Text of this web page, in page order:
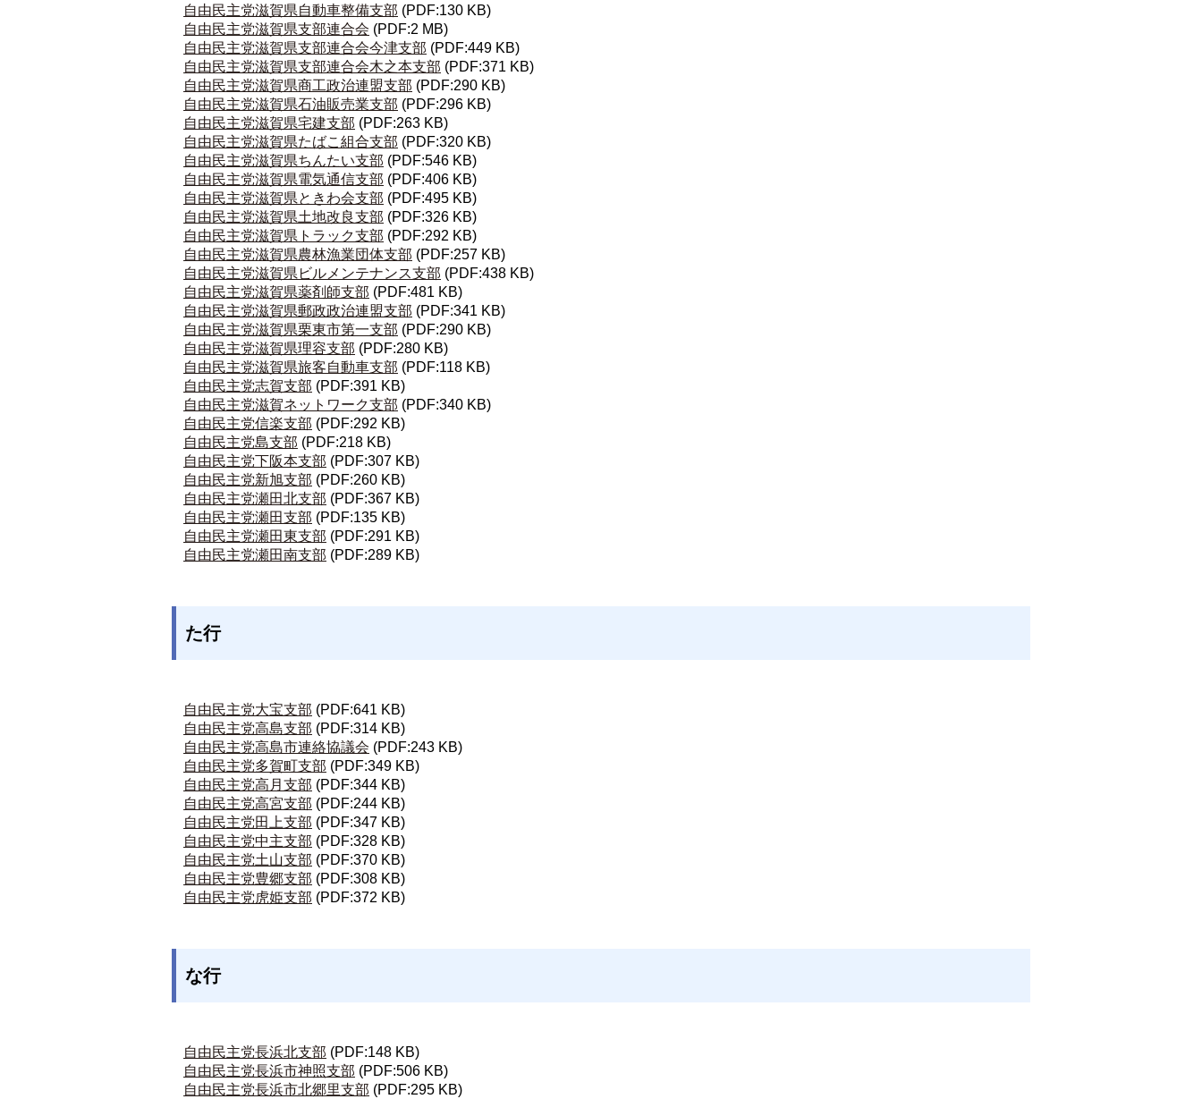
自由民主党滋賀県自動車整備支部 (PDF:130 KB)
自由民主党滋賀県支部連合会 (PDF:2 MB)
自由民主党滋賀県支部連合会今津支部 (PDF:449 KB)
自由民主党滋賀県支部連合会木之本支部 (PDF:371 KB)
自由民主党滋賀県商工政治連盟支部 (PDF:290 KB)
自由民主党滋賀県石油販売業支部 (PDF:296 KB)
自由民主党滋賀県宅建支部 (PDF:263 KB)
自由民主党滋賀県たばこ組合支部 (PDF:320 KB)
自由民主党滋賀県ちんたい支部 (PDF:546 KB)
自由民主党滋賀県電気通信支部 (PDF:406 KB)
自由民主党滋賀県ときわ会支部 (PDF:495 KB)
自由民主党滋賀県土地改良支部 (PDF:326 KB)
自由民主党滋賀県トラック支部 (PDF:292 KB)
自由民主党滋賀県農林漁業団体支部 (PDF:257 KB)
自由民主党滋賀県ビルメンテナンス支部 (PDF:438 KB)
自由民主党滋賀県薬剤師支部 (PDF:481 KB)
自由民主党滋賀県郵政政治連盟支部 (PDF:341 KB)
自由民主党滋賀県栗東市第一支部 (PDF:290 KB)
自由民主党滋賀県理容支部 (PDF:280 KB)
自由民主党滋賀県旅客自動車支部 (PDF:118 KB)
自由民主党志賀支部 (PDF:391 KB)
自由民主党滋賀ネットワーク支部 (PDF:340 KB)
自由民主党信楽支部 (PDF:292 KB)
自由民主党島支部 (PDF:218 KB)
自由民主党下阪本支部 (PDF:307 KB)
自由民主党新旭支部 (PDF:260 KB)
自由民主党瀬田北支部 (PDF:367 KB)
自由民主党瀬田支部 (PDF:135 KB)
自由民主党瀬田東支部 (PDF:291 KB)
自由民主党瀬田南支部 (PDF:289 KB)
た行
自由民主党大宝支部 (PDF:641 KB)
自由民主党高島支部 (PDF:314 KB)
自由民主党高島市連絡協議会 (PDF:243 KB)
自由民主党多賀町支部 (PDF:349 KB)
自由民主党高月支部 (PDF:344 KB)
自由民主党高宮支部 (PDF:244 KB)
自由民主党田上支部 (PDF:347 KB)
自由民主党中主支部 (PDF:328 KB)
自由民主党土山支部 (PDF:370 KB)
自由民主党豊郷支部 (PDF:308 KB)
自由民主党虎姫支部 (PDF:372 KB)
な行
自由民主党長浜北支部 (PDF:148 KB)
自由民主党長浜市神照支部 (PDF:506 KB)
自由民主党長浜市北郷里支部 (PDF:295 KB)